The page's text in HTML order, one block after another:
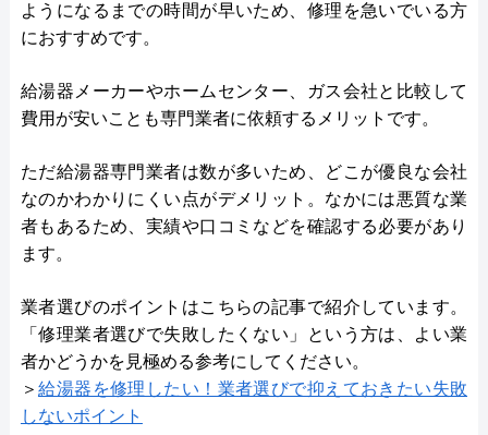
ようになるまでの時間が早いため、修理を急いでいる方
におすすめです。
給湯器メーカーやホームセンター、ガス会社と比較して
費用が安いことも専門業者に依頼するメリットです。
ただ給湯器専門業者は数が多いため、どこが優良な会社
なのかわかりにくい点がデメリット。なかには悪質な業
者もあるため、実績や口コミなどを確認する必要があり
ます。
業者選びのポイントはこちらの記事で紹介しています。
「修理業者選びで失敗したくない」という方は、よい業
者かどうかを見極める参考にしてください。
＞ 給湯器を修理したい！業者選びで抑えておきたい失敗
しないポイント